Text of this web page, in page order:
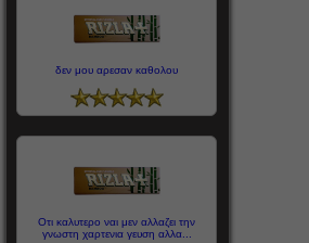
δεν μου αρεσαν καθολου
Οτι καλυτερο ναι μεν αλλαζει την
γνωστη χαρτενια γευση αλλα...